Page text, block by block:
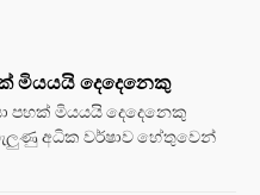
මියයයි දෙදෙනෙකු
පහක් මියයයි දෙදෙනෙකු
අධික වර්ෂාව හේතුවෙන්